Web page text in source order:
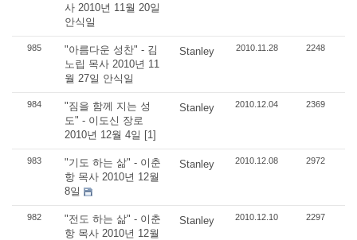
사 2010년 11월 20일
안식일
985
"아름다운 성찬" - 김
노립 목사 2010년 11
월 27일 안식일
Stanley 2010.11.28 2248
984
"짐을 함께 지는 성
도" - 이도신 장로
2010년 12월 4일 [1]
Stanley 2010.12.04 2369
983
"기도 하는 삶" - 이춘
항 목사 2010년 12월
8일
Stanley 2010.12.08 2972
982
"전도 하는 삶" - 이춘
항 목사 2010년 12월
Stanley 2010.12.10 2297